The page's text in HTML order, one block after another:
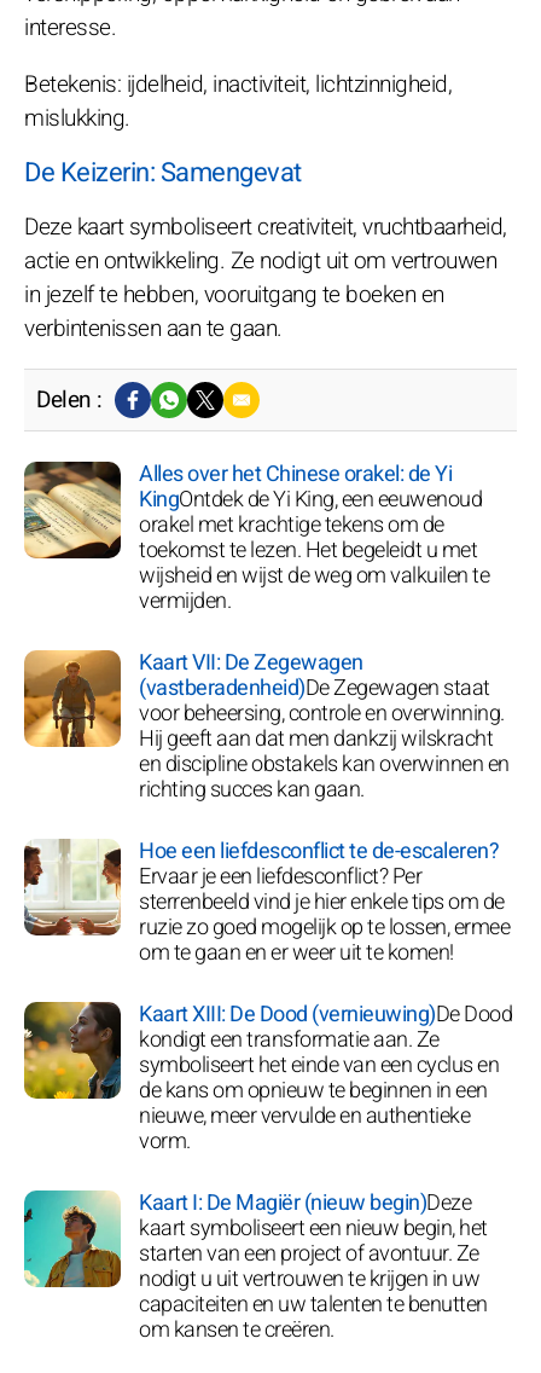
interesse.
Betekenis: ijdelheid, inactiviteit, lichtzinnigheid,
mislukking.
De Keizerin: Samengevat
Deze kaart symboliseert creativiteit, vruchtbaarheid,
actie en ontwikkeling. Ze nodigt uit om vertrouwen
in jezelf te hebben, vooruitgang te boeken en
verbintenissen aan te gaan.
Delen :
Alles over het Chinese orakel: de Yi
KingOntdek de Yi King, een eeuwenoud
orakel met krachtige tekens om de
toekomst te lezen. Het begeleidt u met
wijsheid en wijst de weg om valkuilen te
vermijden.
Kaart VII: De Zegewagen
(vastberadenheid)De Zegewagen staat
voor beheersing, controle en overwinning.
Hij geeft aan dat men dankzij wilskracht
en discipline obstakels kan overwinnen en
richting succes kan gaan.
Hoe een liefdesconflict te de-escaleren?
Ervaar je een liefdesconflict? Per
sterrenbeeld vind je hier enkele tips om de
ruzie zo goed mogelijk op te lossen, ermee
om te gaan en er weer uit te komen!
Kaart XIII: De Dood (vernieuwing)De Dood
kondigt een transformatie aan. Ze
symboliseert het einde van een cyclus en
de kans om opnieuw te beginnen in een
nieuwe, meer vervulde en authentieke
vorm.
Kaart I: De Magiër (nieuw begin)Deze
kaart symboliseert een nieuw begin, het
starten van een project of avontuur. Ze
nodigt u uit vertrouwen te krijgen in uw
capaciteiten en uw talenten te benutten
om kansen te creëren.